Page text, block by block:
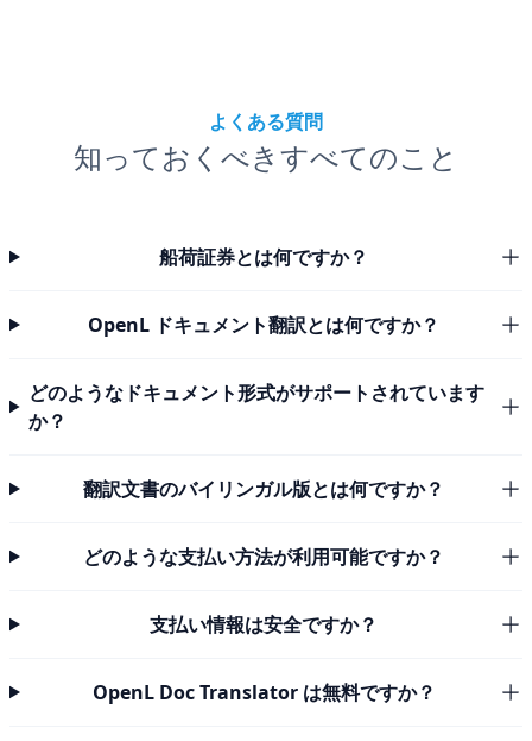
よくある質問
知っておくべきすべてのこと
船荷証券とは何ですか？
OpenL ドキュメント翻訳とは何ですか？
どのようなドキュメント形式がサポートされています
か？
翻訳文書のバイリンガル版とは何ですか？
どのような支払い方法が利用可能ですか？
支払い情報は安全ですか？
OpenL Doc Translator は無料ですか？